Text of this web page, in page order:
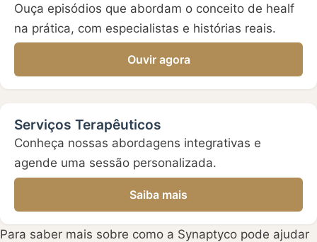
Ouça episódios que abordam o conceito de healf
na prática, com especialistas e histórias reais.
Ouvir agora
Serviços Terapêuticos
Conheça nossas abordagens integrativas e
agende uma sessão personalizada.
Saiba mais
Para saber mais sobre como a Synaptyco pode ajudar